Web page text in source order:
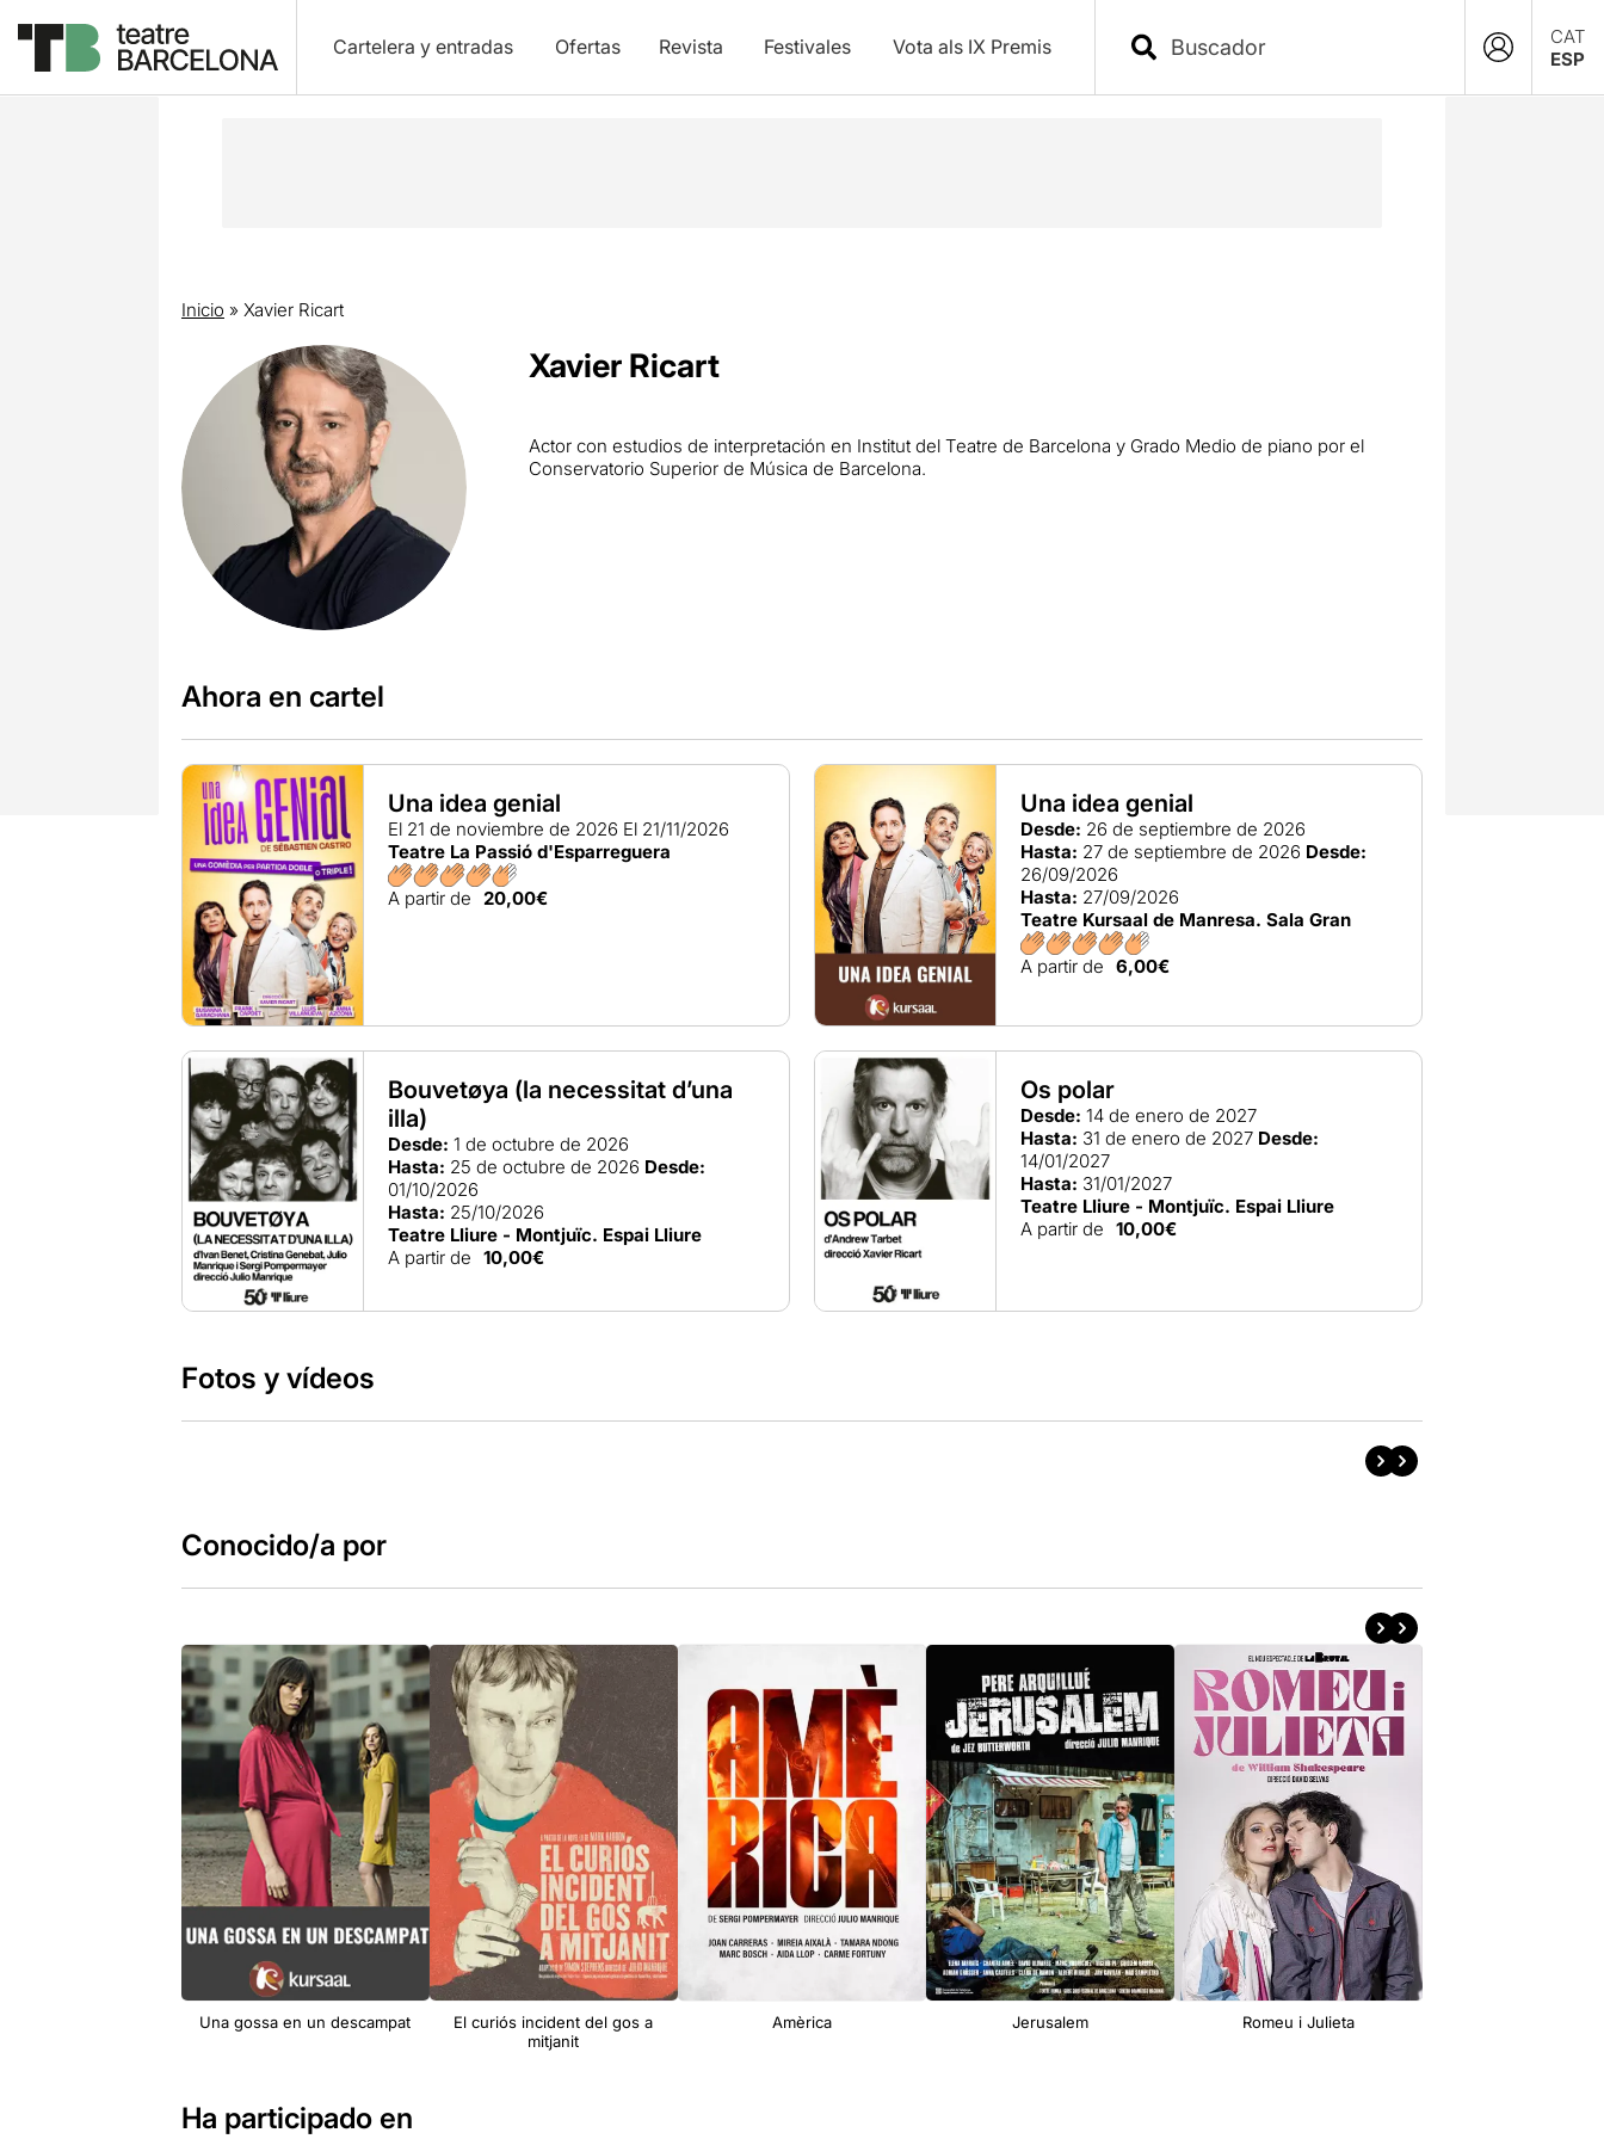
Cartelera y entradas Ofertas Revista Festivales Vota als IX Premis
CAT
ESP
Inicio » Xavier Ricart
Xavier Ricart
Actor con estudios de interpretación en Institut del Teatre de Barcelona y Grado Medio de piano por el
Conservatorio Superior de Música de Barcelona.
Ahora en cartel
Una idea genial
El 21 de noviembre de 2026 El 21/11/2026
Teatre La Passió d'Esparreguera
A partir de 20,00€
Una idea genial
Desde: 26 de septiembre de 2026
Hasta: 27 de septiembre de 2026 Desde:
26/09/2026
Hasta: 27/09/2026
Teatre Kursaal de Manresa. Sala Gran
A partir de 6,00€
Bouvetøya (la necessitat d’una
illa)
Desde: 1 de octubre de 2026
Hasta: 25 de octubre de 2026 Desde:
01/10/2026
Hasta: 25/10/2026
Teatre Lliure - Montjuïc. Espai Lliure
A partir de 10,00€
Os polar
Desde: 14 de enero de 2027
Hasta: 31 de enero de 2027 Desde:
14/01/2027
Hasta: 31/01/2027
Teatre Lliure - Montjuïc. Espai Lliure
A partir de 10,00€
Fotos y vídeos
Conocido/a por
Una gossa en un descampat
El curiós incident del gos a
mitjanit
Amèrica Jerusalem Romeu i Julieta
Ha participado en